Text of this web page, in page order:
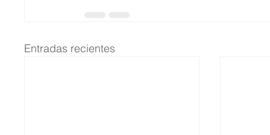
Entradas recientes